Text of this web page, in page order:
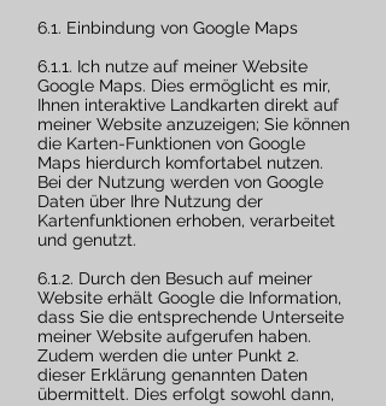
6.1. Einbindung von Google Maps
6.1.1. Ich nutze auf meiner Website
Google Maps. Dies ermöglicht es mir,
Ihnen interaktive Landkarten direkt auf
meiner Website anzuzeigen; Sie können
die Karten-Funktionen von Google
Maps hierdurch komfortabel nutzen.
Bei der Nutzung werden von Google
Daten über Ihre Nutzung der
Kartenfunktionen erhoben, verarbeitet
und genutzt.
6.1.2. Durch den Besuch auf meiner
Website erhält Google die Information,
dass Sie die entsprechende Unterseite
meiner Website aufgerufen haben.
Zudem werden die unter Punkt 2.
dieser Erklärung genannten Daten
übermittelt. Dies erfolgt sowohl dann,